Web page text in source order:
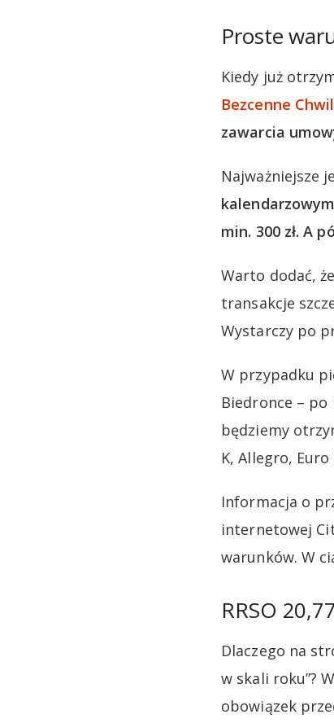
Proste
Kiedy już
Bezcenne
zawarcia
Najważniejsze
min. 300 zł. A
Warto dodać,
transakcje
Wystarczy po
W przypadku
Biedronce – po
będziemy
K, Allegro, Euro
Informacja o
internetowej
warunków. W
RRSO
Dlaczego na
w skali roku”?
obowiązek